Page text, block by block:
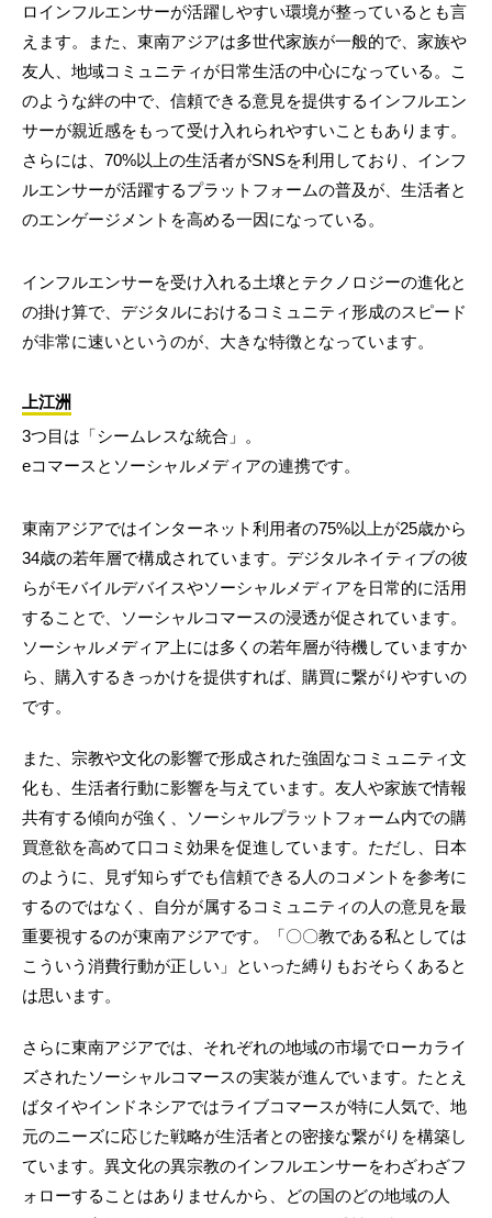
ロインフルエンサーが活躍しやすい環境が整っているとも言
えます。また、東南アジアは多世代家族が一般的で、家族や
友人、地域コミュニティが日常生活の中心になっている。こ
のような絆の中で、信頼できる意見を提供するインフルエン
サーが親近感をもって受け入れられやすいこともあります。
さらには、70%以上の生活者がSNSを利用しており、インフ
ルエンサーが活躍するプラットフォームの普及が、生活者と
のエンゲージメントを高める一因になっている。
インフルエンサーを受け入れる土壌とテクノロジーの進化と
の掛け算で、デジタルにおけるコミュニティ形成のスピード
が非常に速いというのが、大きな特徴となっています。
上江洲
3つ目は「シームレスな統合」。
eコマースとソーシャルメディアの連携です。
東南アジアではインターネット利用者の75%以上が25歳から
34歳の若年層で構成されています。デジタルネイティブの彼
らがモバイルデバイスやソーシャルメディアを日常的に活用
することで、ソーシャルコマースの浸透が促されています。
ソーシャルメディア上には多くの若年層が待機していますか
ら、購入するきっかけを提供すれば、購買に繋がりやすいの
です。
また、宗教や文化の影響で形成された強固なコミュニティ文
化も、生活者行動に影響を与えています。友人や家族で情報
共有する傾向が強く、ソーシャルプラットフォーム内での購
買意欲を高めて口コミ効果を促進しています。ただし、日本
のように、見ず知らずでも信頼できる人のコメントを参考に
するのではなく、自分が属するコミュニティの人の意見を最
重要視するのが東南アジアです。「〇〇教である私としては
こういう消費行動が正しい」といった縛りもおそらくあると
は思います。
さらに東南アジアでは、それぞれの地域の市場でローカライ
ズされたソーシャルコマースの実装が進んでいます。たとえ
ばタイやインドネシアではライブコマースが特に人気で、地
元のニーズに応じた戦略が生活者との密接な繋がりを構築し
ています。異文化の異宗教のインフルエンサーをわざわざフ
ォローすることはありませんから、どの国のどの地域の人